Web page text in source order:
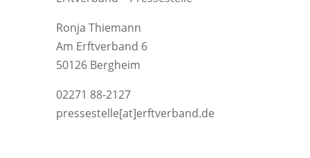
Ronja Thiemann
Am Erftverband 6
50126 Bergheim
02271 88-2127
pressestelle[at]erftverband.de